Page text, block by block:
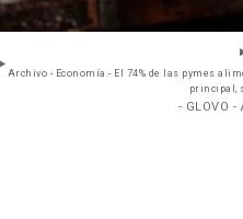
Archivo - Economía.- El 74% de las pymes
principal,
- GLOVO -